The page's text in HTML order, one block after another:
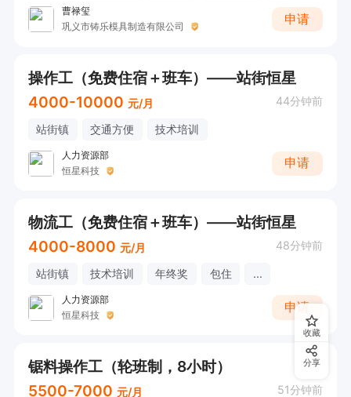
曹禄玺
巩义市铸乐模具制造有限公司
申请
操作工（免费住宿＋班车）——站街恒星
4000-10000 元/月 44分钟前
站街镇 交通方便 技术培训
人力资源部
恒星科技
申请
物流工（免费住宿＋班车）——站街恒星
4000-8000 元/月 48分钟前
站街镇 技术培训 年终奖 包住 ...
人力资源部
恒星科技
申请
锯料操作工（轮班制，8小时）
5500-7000 元/月 51分钟前
收藏
分享